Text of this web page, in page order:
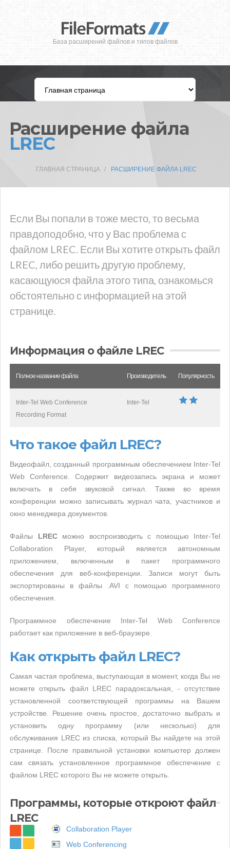
База расширений файлов и типов файлов
Расширение файла
LREC
ГЛАВНАЯ СТРАНИЦА РАСШИРЕНИЕ ФАЙЛА LREC
Если Вы попали в тоже место, то весьма
правдоподобно, что у Вас проблема с
файлом LREC. Если Вы хотите открыть файл
LREC, либо решить другую проблему,
касающуюся файла этого типа, ознакомься
обстоятельно с информацией на этой
странице.
Информация о файле LREC
Полное название файла Производитель Популярность
Inter-Tel Web Conference
Recording Format
Inter-Tel
Что такое файл LREC?
Видеофайл, созданный программным обеспечением Inter-Tel
Web Conference. Содержит видеозапись экрана и может
включать в себя звуковой сигнал. Также во время
конференции можно записывать журнал чата, участников и
окно менеджера документов.
Файлы LRECможно воспроизводить с помощью Inter-Tel
Collaboration Player, который является автономным
приложением, включенным в пакет программного
обеспечения для веб-конференции. Записи могут быть
экспортированы в файлы .AVI с помощью программного
обеспечения.
Программное обеспечение Inter-Tel Web Conference
работает как приложение в веб-браузере.
Как открыть файл LREC?
Самая частая проблема, выступающая в момент, когда Вы не
можете открыть файл LREC парадоксальная, - отсутствие
установленной соответствующей программы на Вашем
устройстве. Решение очень простое, достаточно выбрать и
установить одну программу (или несколько) для
обслуживания LREC из списка, который Вы найдете на этой
странице. После правильной установки компьютер должен
сам связать установленное программное обеспечение с
файлом LREC которого Вы не можете открыть.
Программы, которые откроют файл
LREC
Collaboration Player
Web Conferencing